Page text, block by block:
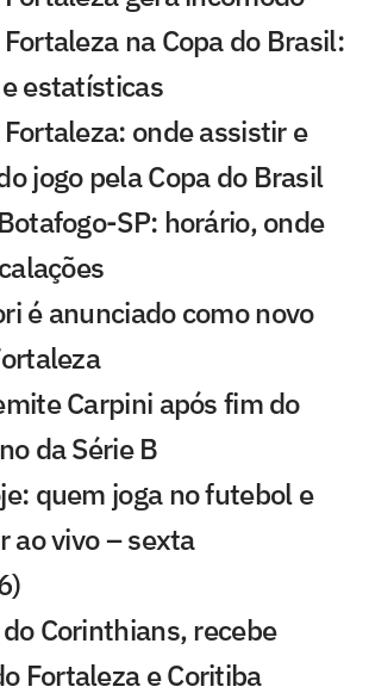
na Copa do Brasil:
estatísticas
onde assistir e
jogo pela Copa do Brasil
SP: horário, onde
é anunciado como novo
Carpini após fim do
da Série B
quem joga no futebol e
ao vivo – sexta
Corinthians, recebe
Fortaleza e Coritiba